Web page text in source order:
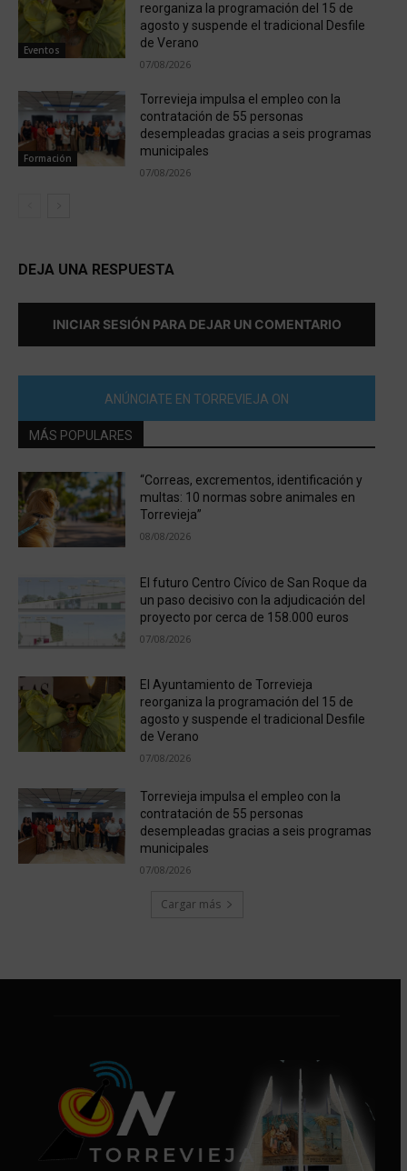
Eventos
reorganiza la programación del 15 de
agosto y suspende el tradicional Desfile
de Verano
07/08/2026
Formación
Torrevieja impulsa el empleo con la
contratación de 55 personas
desempleadas gracias a seis programas
municipales
07/08/2026
DEJA UNA RESPUESTA
INICIAR SESIÓN PARA DEJAR UN COMENTARIO
ANÚNCIATE EN TORREVIEJA ON
MÁS POPULARES
“Correas, excrementos, identificación y
multas: 10 normas sobre animales en
Torrevieja”
08/08/2026
El futuro Centro Cívico de San Roque da
un paso decisivo con la adjudicación del
proyecto por cerca de 158.000 euros
07/08/2026
El Ayuntamiento de Torrevieja
reorganiza la programación del 15 de
agosto y suspende el tradicional Desfile
de Verano
07/08/2026
Torrevieja impulsa el empleo con la
contratación de 55 personas
desempleadas gracias a seis programas
municipales
07/08/2026
Cargar más